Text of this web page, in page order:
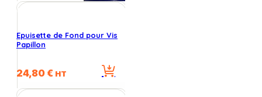
Epuisette de Fond pour Vis
Papillon
24,80€ HT